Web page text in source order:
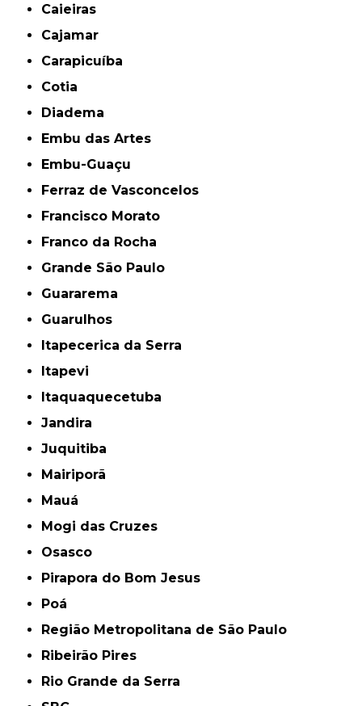
Caieiras
Cajamar
Carapicuíba
Cotia
Diadema
Embu das Artes
Embu-Guaçu
Ferraz de Vasconcelos
Francisco Morato
Franco da Rocha
Grande São Paulo
Guararema
Guarulhos
Itapecerica da Serra
Itapevi
Itaquaquecetuba
Jandira
Juquitiba
Mairiporã
Mauá
Mogi das Cruzes
Osasco
Pirapora do Bom Jesus
Poá
Região Metropolitana de São Paulo
Ribeirão Pires
Rio Grande da Serra